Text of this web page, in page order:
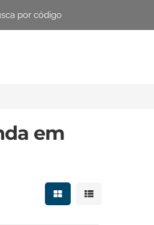
em
Mostrar resultados
Mostrar